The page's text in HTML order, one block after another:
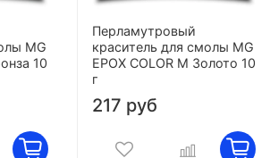
MG
10
Перламутровый
краситель для смолы MG
EPOX COLOR M Золото 10
г
217 руб